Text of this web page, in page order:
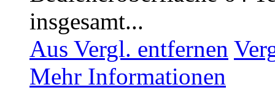
insgesamt...
Aus Vergl. entfernen
Mehr Informationen